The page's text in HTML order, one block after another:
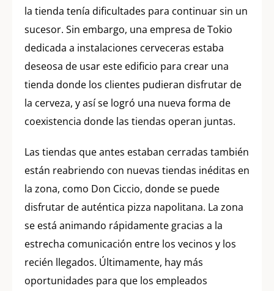
la tienda tenía dificultades para continuar sin un
sucesor. Sin embargo, una empresa de Tokio
dedicada a instalaciones cerveceras estaba
deseosa de usar este edificio para crear una
tienda donde los clientes pudieran disfrutar de
la cerveza, y así se logró una nueva forma de
coexistencia donde las tiendas operan juntas.
Las tiendas que antes estaban cerradas también
están reabriendo con nuevas tiendas inéditas en
la zona, como Don Ciccio, donde se puede
disfrutar de auténtica pizza napolitana. La zona
se está animando rápidamente gracias a la
estrecha comunicación entre los vecinos y los
recién llegados. Últimamente, hay más
oportunidades para que los empleados